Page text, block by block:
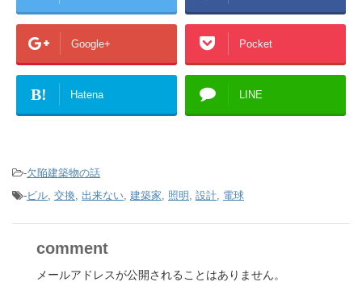
Google+ Pocket
B! Hatena LINE
-欠陥建築物の話
-ビル, 交換, 出来ない, 建築家, 照明 , 設計, 電球
comment
メールアドレスが公開されることはありません。